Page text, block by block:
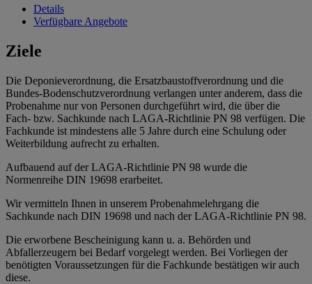
Details
Verfügbare Angebote
Ziele
Die Deponieverordnung, die Ersatzbaustoffverordnung und die
Bundes-Bodenschutzverordnung verlangen unter anderem, dass die
Probenahme nur von Personen durchgeführt wird, die über die
Fach- bzw. Sachkunde nach LAGA-Richtlinie PN 98 verfügen. Die
Fachkunde ist mindestens alle 5 Jahre durch eine Schulung oder
Weiterbildung aufrecht zu erhalten.
Aufbauend auf der LAGA-Richtlinie PN 98 wurde die
Normenreihe DIN 19698 erarbeitet.
Wir vermitteln Ihnen in unserem Probenahmelehrgang die
Sachkunde nach DIN 19698 und nach der LAGA-Richtlinie PN 98.
Die erworbene Bescheinigung kann u. a. Behörden und
Abfallerzeugern bei Bedarf vorgelegt werden. Bei Vorliegen der
benötigten Voraussetzungen für die Fachkunde bestätigen wir auch
diese.